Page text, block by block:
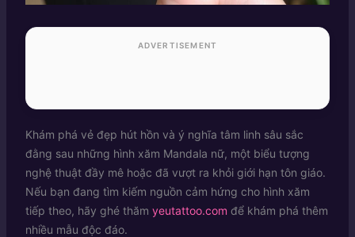
ADVERTISEMENT
Khám phá vẻ đẹp hút hồn và ý nghĩa tâm linh sâu sắc
đằng sau những hình xăm Mandala nữ, một biểu tượng
nghệ thuật đầy mê hoặc đã vượt ra khỏi giới hạn tôn giáo.
Nếu bạn đang tìm kiếm nguồn cảm hứng cho hình xăm
tiếp theo, hãy ghé thăm yeutattoo.com để khám phá thêm
nhiều mẫu độc đáo.